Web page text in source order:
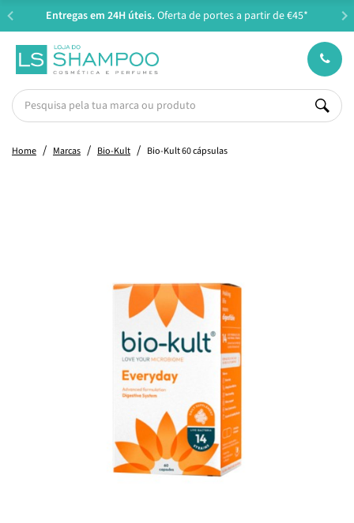
Entregas em 24H úteis. Oferta de portes a partir de €45*
Home Marcas Bio-Kult Bio-Kult 60 cápsulas